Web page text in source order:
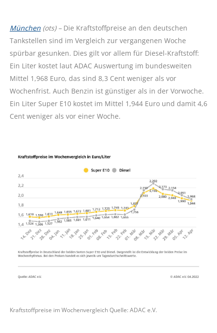
München (ots) – Die Kraftstoffpreise an den deutschen
Tankstellen sind im Vergleich zur vergangenen Woche
spürbar gesunken. Dies gilt vor allem für Diesel-Kraftstoff:
Ein Liter kostet laut ADAC Auswertung im bundesweiten
Mittel 1,968 Euro, das sind 8,3 Cent weniger als vor
Wochenfrist. Auch Benzin ist günstiger als in der Vorwoche.
Ein Liter Super E10 kostet im Mittel 1,944 Euro und damit 4,6
Cent weniger als vor einer Woche.
Kraftstoffpreise im Wochenvergleich Quelle: ADAC e.V.